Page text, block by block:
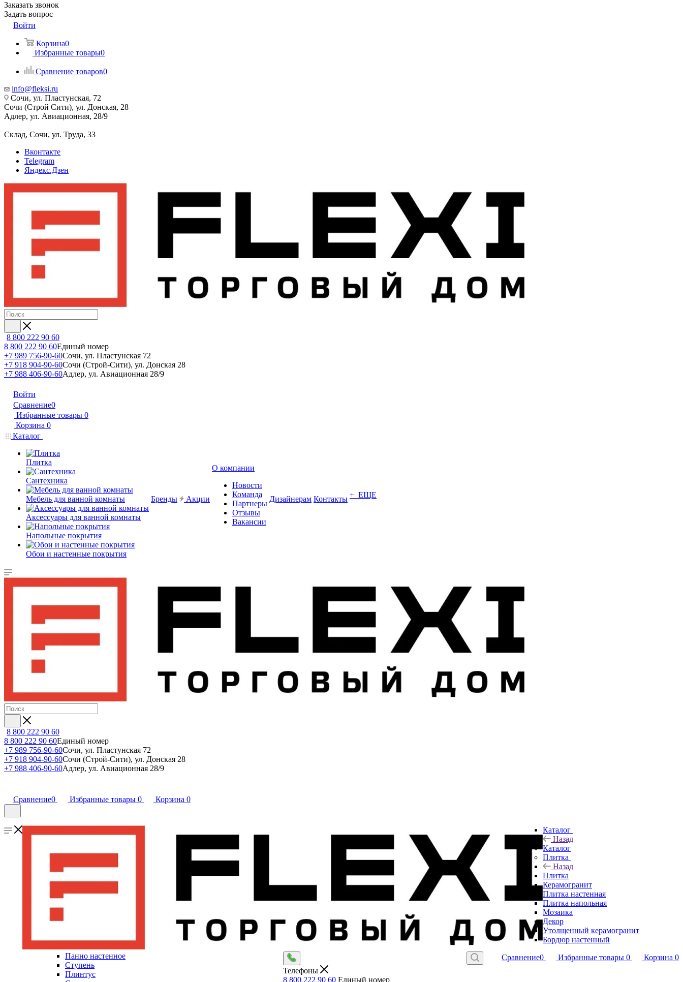
Заказать звонок
Задать вопрос
Войти
Корзина0
Избранные товары0
Сравнение товаров0
info@fleksi.ru
Сочи, ул. Пластунская, 72
Сочи (Строй Сити), ул. Донская, 28
Адлер, ул. Авиационная, 28/9
Склад, Сочи, ул. Труда, 33
Вконтакте
Telegram
Яндекс.Дзен
8 800 222 90 60
8 800 222 90 60Единый номер
+7 989 756-90-60Сочи, ул. Пластунская 72
+7 918 904-90-60Сочи (Строй-Сити), ул. Донская 28
+7 988 406-90-60Адлер, ул. Авиационная 28/9
Войти
Сравнение0
Избранные товары 0
Корзина 0
Каталог
Плитка
Сантехника
Мебель для ванной комнаты
Аксессуары для ванной комнаты
Напольные покрытия
Обои и настенные покрытия
Бренды Акции
О компании
Новости
Команда
Партнеры
Отзывы
Вакансии
Дизайнерам Контакты + ЕЩЕ
8 800 222 90 60
8 800 222 90 60Единый номер
+7 989 756-90-60Сочи, ул. Пластунская 72
+7 918 904-90-60Сочи (Строй-Сити), ул. Донская 28
+7 988 406-90-60Адлер, ул. Авиационная 28/9
Сравнение0 Избранные товары 0 Корзина 0
Сравнение0 Избранные товары 0 Корзина 0
Телефоны
8 800 222 90 60 Единый номер
Каталог
Назад
Каталог
Плитка
Назад
Плитка
Керамогранит
Плитка настенная
Плитка напольная
Мозаика
Декор
Утолщенный керамогранит
Бордюр настенный
Панно настенное
Ступень
Плинтус